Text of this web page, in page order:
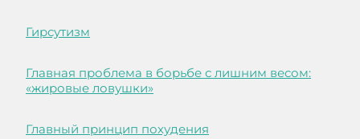
Гирсутизм
Главная проблема в борьбе с лишним весом:
«жировые ловушки»
Главный принцип похудения